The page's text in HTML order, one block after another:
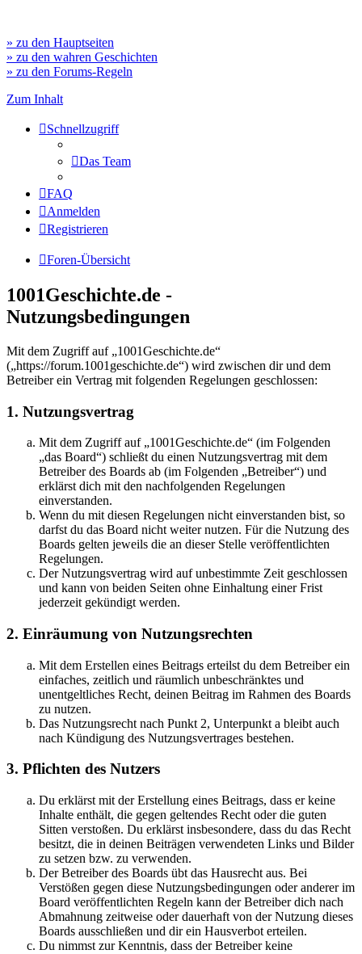
» zu den Hauptseiten
» zu den wahren Geschichten
» zu den Forums-Regeln
Zum Inhalt
Schnellzugriff
Das Team
FAQ
Anmelden
Registrieren
Foren-Übersicht
1001Geschichte.de -
Nutzungsbedingungen
Mit dem Zugriff auf „1001Geschichte.de“
(„https://forum.1001geschichte.de“) wird zwischen dir und dem
Betreiber ein Vertrag mit folgenden Regelungen geschlossen:
1. Nutzungsvertrag
Mit dem Zugriff auf „1001Geschichte.de“ (im Folgenden
„das Board“) schließt du einen Nutzungsvertrag mit dem
Betreiber des Boards ab (im Folgenden „Betreiber“) und
erklärst dich mit den nachfolgenden Regelungen
einverstanden.
Wenn du mit diesen Regelungen nicht einverstanden bist, so
darfst du das Board nicht weiter nutzen. Für die Nutzung des
Boards gelten jeweils die an dieser Stelle veröffentlichten
Regelungen.
Der Nutzungsvertrag wird auf unbestimmte Zeit geschlossen
und kann von beiden Seiten ohne Einhaltung einer Frist
jederzeit gekündigt werden.
2. Einräumung von Nutzungsrechten
Mit dem Erstellen eines Beitrags erteilst du dem Betreiber ein
einfaches, zeitlich und räumlich unbeschränktes und
unentgeltliches Recht, deinen Beitrag im Rahmen des Boards
zu nutzen.
Das Nutzungsrecht nach Punkt 2, Unterpunkt a bleibt auch
nach Kündigung des Nutzungsvertrages bestehen.
3. Pflichten des Nutzers
Du erklärst mit der Erstellung eines Beitrags, dass er keine
Inhalte enthält, die gegen geltendes Recht oder die guten
Sitten verstoßen. Du erklärst insbesondere, dass du das Recht
besitzt, die in deinen Beiträgen verwendeten Links und Bilder
zu setzen bzw. zu verwenden.
Der Betreiber des Boards übt das Hausrecht aus. Bei
Verstößen gegen diese Nutzungsbedingungen oder anderer im
Board veröffentlichten Regeln kann der Betreiber dich nach
Abmahnung zeitweise oder dauerhaft von der Nutzung dieses
Boards ausschließen und dir ein Hausverbot erteilen.
Du nimmst zur Kenntnis, dass der Betreiber keine